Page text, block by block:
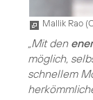
Mallik Rao (
„Mit den
möglich,
schnellem